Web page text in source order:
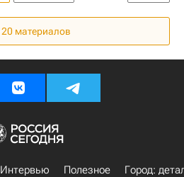
20 материалов
Интервью Полезное
Город: